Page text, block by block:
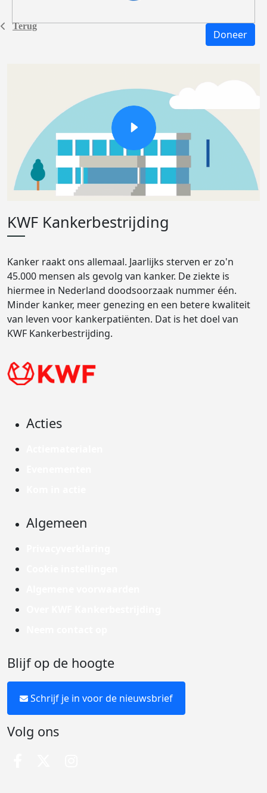
Terug
Doneer
KWF Kankerbestrijding
Kanker raakt ons allemaal. Jaarlijks sterven er zo'n
45.000 mensen als gevolg van kanker. De ziekte is
hiermee in Nederland doodsoorzaak nummer één.
Minder kanker, meer genezing en een betere kwaliteit
van leven voor kankerpatiënten. Dat is het doel van
KWF Kankerbestrijding.
Acties
Algemeen
Blijf op de hoogte
Schrijf je in voor de nieuwsbrief
Volg ons